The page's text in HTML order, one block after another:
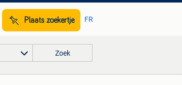
Plaats zoekertje FR
Zoek